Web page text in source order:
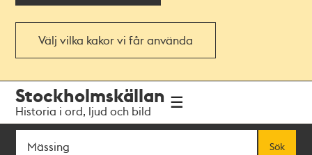
Välj vilka kakor vi får använda
navigationen
huvudinnehållet
Stockholmskällan
Historia i ord, ljud och bild
Sök
Sök